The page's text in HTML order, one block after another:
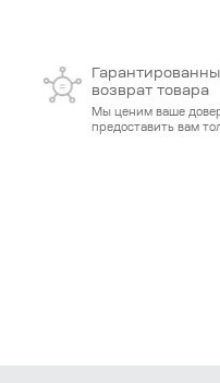
возврат товара
Мы ценим ваше
предоставить вам